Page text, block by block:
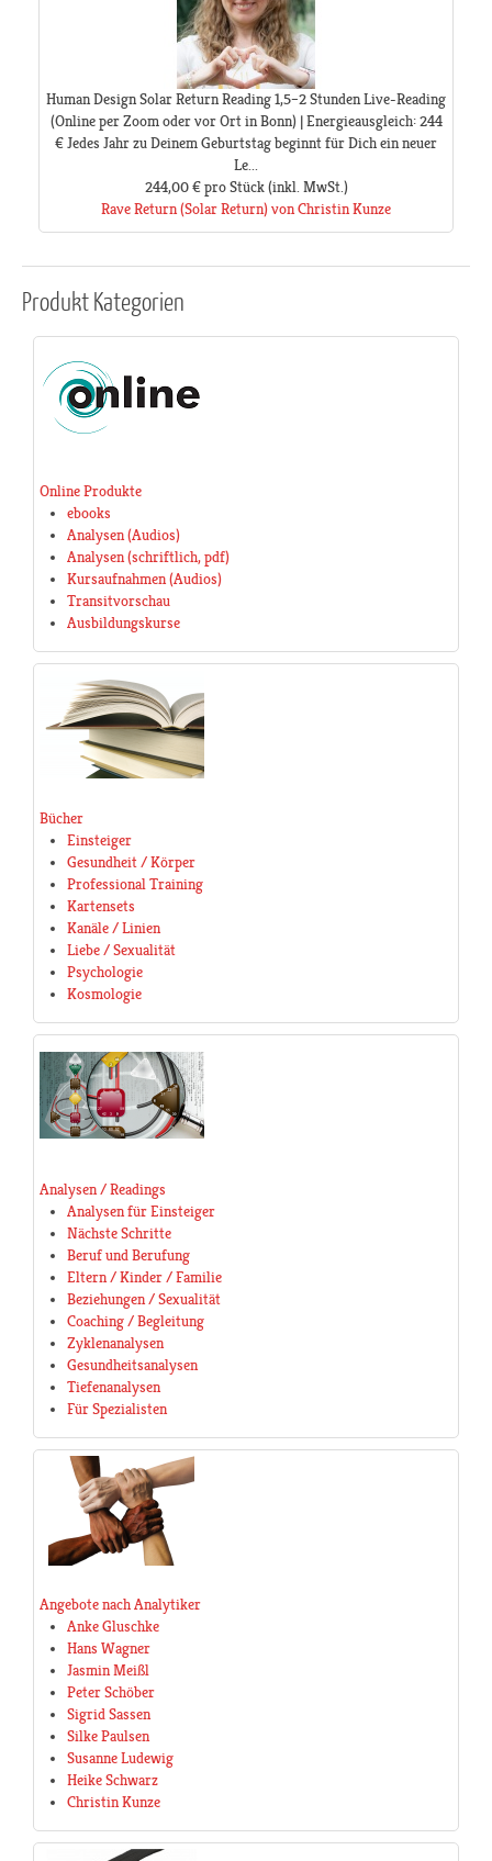
Human Design Solar Return Reading 1,5–2 Stunden Live-Reading
(Online per Zoom oder vor Ort in Bonn) | Energieausgleich: 244
€ Jedes Jahr zu Deinem Geburtstag beginnt für Dich ein neuer
Le...
244,00 € pro Stück(inkl. MwSt.)
Rave Return (Solar Return) von Christin Kunze
ProduktKategorien
Online Produkte
ebooks
Analysen (Audios)
Analysen (schriftlich, pdf)
Kursaufnahmen (Audios)
Transitvorschau
Ausbildungskurse
Bücher
Einsteiger
Gesundheit / Körper
Professional Training
Kartensets
Kanäle / Linien
Liebe / Sexualität
Psychologie
Kosmologie
Analysen / Readings
Analysen für Einsteiger
Nächste Schritte
Beruf und Berufung
Eltern / Kinder / Familie
Beziehungen / Sexualität
Coaching / Begleitung
Zyklenanalysen
Gesundheitsanalysen
Tiefenanalysen
Für Spezialisten
Angebote nach Analytiker
Anke Gluschke
Hans Wagner
Jasmin Meißl
Peter Schöber
Sigrid Sassen
Silke Paulsen
Susanne Ludewig
Heike Schwarz
Christin Kunze